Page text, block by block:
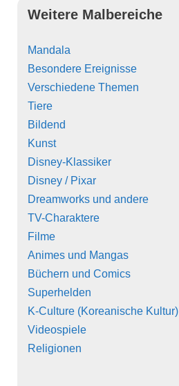
Weitere Malbereiche
Mandala
Besondere Ereignisse
Verschiedene Themen
Tiere
Bildend
Kunst
Disney-Klassiker
Disney / Pixar
Dreamworks und andere
TV-Charaktere
Filme
Animes und Mangas
Büchern und Comics
Superhelden
K-Culture (Koreanische Kultur)
Videospiele
Religionen